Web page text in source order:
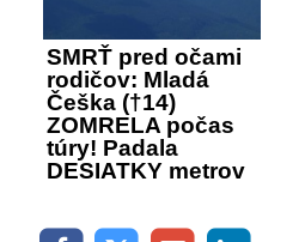
SMRŤ pred očami
rodičov: Mladá
Češka (†14)
ZOMRELA počas
túry! Padala
DESIATKY metrov